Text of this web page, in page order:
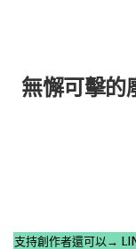
無懈可擊的
支持創作者還可以→